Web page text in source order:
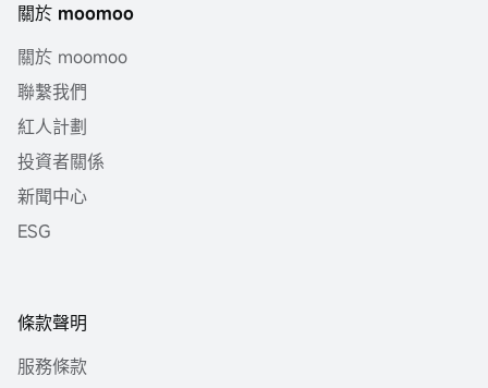
關於 moomoo
關於 moomoo
聯繫我們
紅人計劃
投資者關係
新聞中心
ESG
條款聲明
服務條款